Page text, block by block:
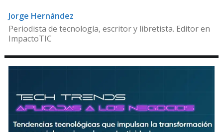
Jorge Hernández
Periodista de tecnología, escritor y libretista. Editor en
ImpactoTIC